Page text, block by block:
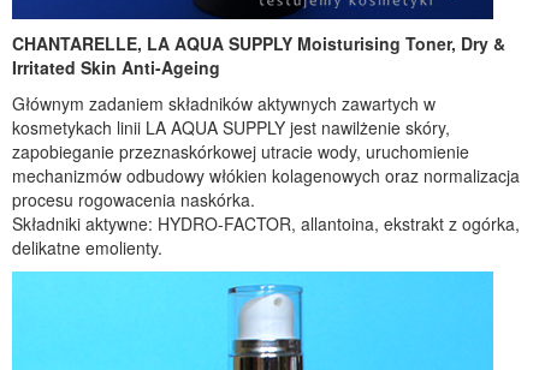
CHANTARELLE, LA AQUA SUPPLY Moisturising Toner, Dry &
Irritated Skin Anti-Ageing
Głównym zadaniem składników aktywnych zawartych w
kosmetykach linii LA AQUA SUPPLY jest nawilżenie skóry,
zapobieganie przeznaskórkowej utracie wody, uruchomienie
mechanizmów odbudowy włókien kolagenowych oraz normalizacja
procesu rogowacenia naskórka.
Składniki aktywne: HYDRO-FACTOR, allantoina, ekstrakt z ogórka,
delikatne emolienty.